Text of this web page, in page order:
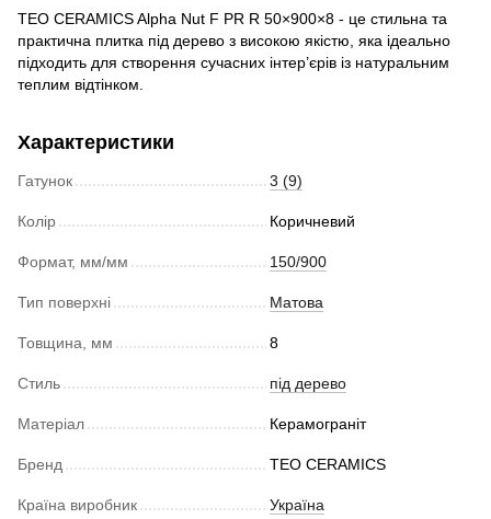
TEO CERAMICS Alpha Nut F PR R 50×900×8 - це стильна та
практична плитка під дерево з високою якістю, яка ідеально
підходить для створення сучасних інтер’єрів із натуральним
теплим відтінком.
Характеристики
Гатунок 3 (9)
Колір Коричневий
Формат, мм/мм 150/900
Тип поверхні Матова
Товщина, мм 8
Стиль під дерево
Матеріал Керамограніт
Бренд TEO CERAMICS
Країна виробник Україна